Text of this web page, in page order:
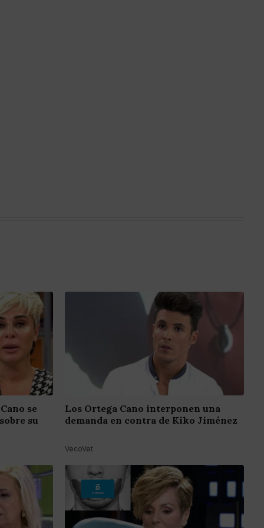
se
su
Los Ortega Cano interponen una
demanda en contra de Kiko Jiménez
VecoVet